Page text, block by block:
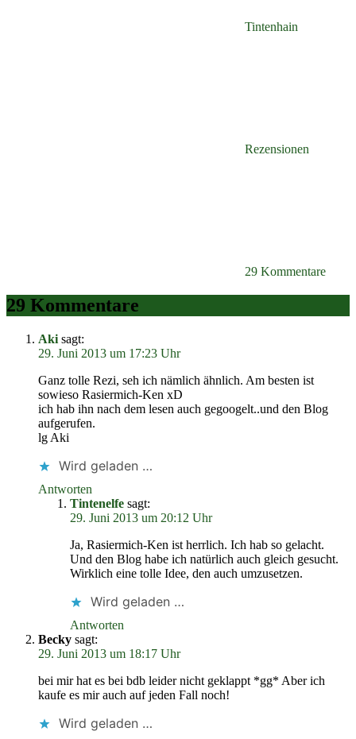
Tintenhain
Rezensionen
29 Kommentare
29 Kommentare
Aki sagt:
29. Juni 2013 um 17:23 Uhr
Ganz tolle Rezi, seh ich nämlich ähnlich. Am besten ist
sowieso Rasiermich-Ken xD
ich hab ihn nach dem lesen auch gegoogelt..und den Blog
aufgerufen.
lg Aki
Wird geladen …
Antworten
Tintenelfe sagt:
29. Juni 2013 um 20:12 Uhr
Ja, Rasiermich-Ken ist herrlich. Ich hab so gelacht.
Und den Blog habe ich natürlich auch gleich gesucht.
Wirklich eine tolle Idee, den auch umzusetzen.
Wird geladen …
Antworten
Becky sagt:
29. Juni 2013 um 18:17 Uhr
bei mir hat es bei bdb leider nicht geklappt *gg* Aber ich
kaufe es mir auch auf jeden Fall noch!
Wird geladen …